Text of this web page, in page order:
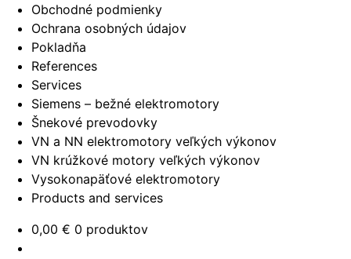
Obchodné podmienky
Ochrana osobných údajov
Pokladňa
References
Services
Siemens – bežné elektromotory
Šnekové prevodovky
VN a NN elektromotory veľkých výkonov
VN krúžkové motory veľkých výkonov
Vysokonapäťové elektromotory
Products and services
0,00 € 0 produktov